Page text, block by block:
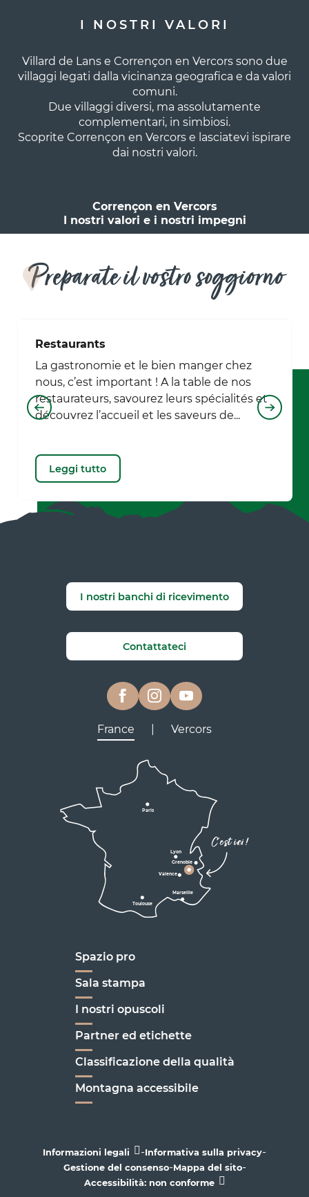
I NOSTRI VALORI
Villard de Lans e Corrençon en Vercors sono due
villaggi legati dalla vicinanza geografica e da valori
comuni.
Due villaggi diversi, ma assolutamente
complementari, in simbiosi.
Scoprite Corrençon en Vercors e lasciatevi ispirare
dai nostri valori.
Corrençon en Vercors
I nostri valori e i nostri impegni
Preparate il vostro soggiorno
Restaurants
La gastronomie et le bien manger chez
nous, c’est important ! A la table de nos
restaurateurs, savourez leurs spécialités et
découvrez l’accueil et les saveurs de...
Leggi tutto
Rimanere in contatto
Non perdetevi la nostra newsletter
Iscriviti alla nostra newsletter
I nostri banchi di ricevimento
Contattateci
France Vercors
C'est ici !
Paris
Toulouse
Marseille
Lyon
Valence
Grenoble
D1075
D531
Valence
Lyon
Marseille
Spazio pro
Sala stampa
I nostri opuscoli
Partner ed etichette
Classificazione della qualità
Montagna accessibile
Informazioni legali -Informativa sulla privacy-
Gestione del consenso-Mappa del sito-
Accessibilità: non conforme